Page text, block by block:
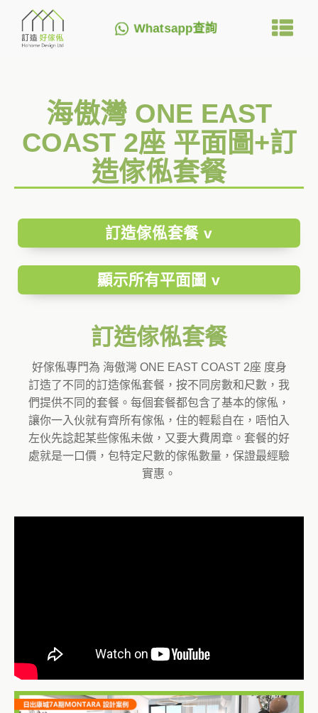
Whatsapp查詢
海傲灣 ONE EAST
COAST 2座 平面圖+訂
造傢俬套餐
訂造傢俬套餐 v
顯示所有平面圖 v
訂造傢俬套餐
好傢俬專門為 海傲灣 ONE EAST COAST 2座 度身
訂造了不同的訂造傢俬套餐，按不同房數和尺數，我
們提供不同的套餐。每個套餐都包含了基本的傢俬，
讓你一入伙就有齊所有傢俬，住的輕鬆自在，唔怕入
左伙先諗起某些傢俬未做，又要大費周章。套餐的好
處就是一口價，包特定尺數的傢俬數量，保證最經驗
實惠。